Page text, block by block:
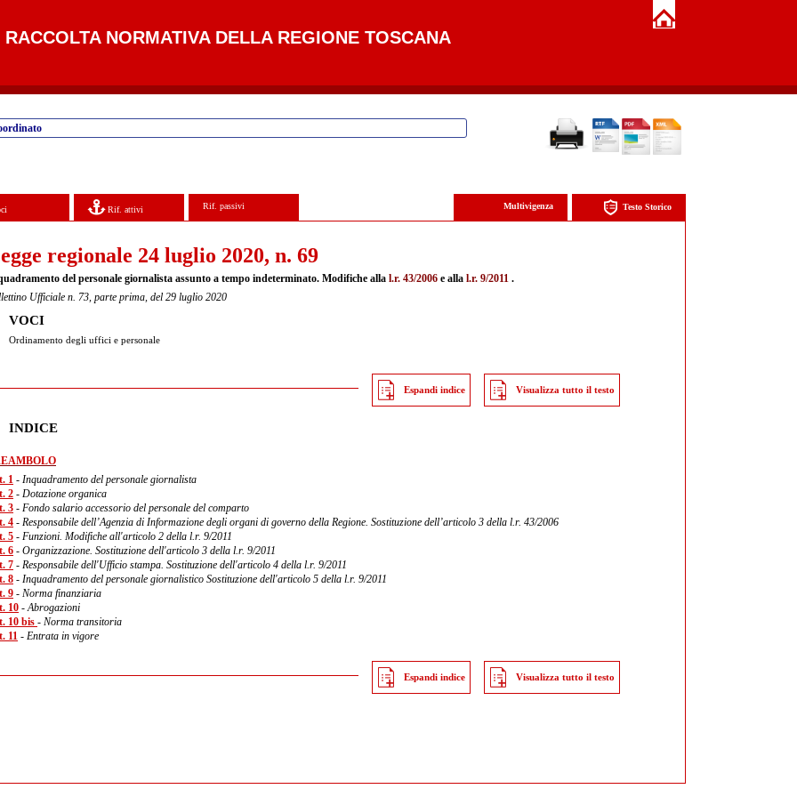
RACCOLTA NORMATIVA DELLA REGIONE TOSCANA
Rif. attivi Rif. passivi Testo Storico
Multivigenza
regionale 24 luglio 2020, n. 69
del personale giornalista assunto a tempo indeterminato. Modifiche alla l.r. 43/2006 e alla l.r. 9/2011 .
Ufficiale n. 73, parte prima, del 29 luglio 2020
VOCI
Ordinamento degli uffici e personale
Espandi indice Visualizza tutto il testo
INDICE
1 - Inquadramento del personale giornalista
2 - Dotazione organica
3 - Fondo salario accessorio del personale del comparto
4 - Responsabile dell’Agenzia di Informazione degli organi di governo della Regione. Sostituzione dell’articolo 3 della l.r. 43/2006
5 - Funzioni. Modifiche all'articolo 2 della l.r. 9/2011
6 - Organizzazione. Sostituzione dell'articolo 3 della l.r. 9/2011
7 - Responsabile dell'Ufficio stampa. Sostituzione dell'articolo 4 della l.r. 9/2011
8 - Inquadramento del personale giornalistico Sostituzione dell'articolo 5 della l.r. 9/2011
9 - Norma finanziaria
10 - Abrogazioni
10 bis - Norma transitoria
11 - Entrata in vigore
Espandi indice Visualizza tutto il testo